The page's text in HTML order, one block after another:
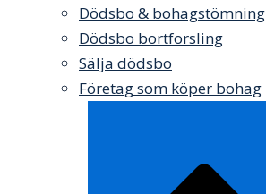
Dödsbo & bohagstömning
Dödsbo bortforsling
Sälja dödsbo
Företag som köper bohag